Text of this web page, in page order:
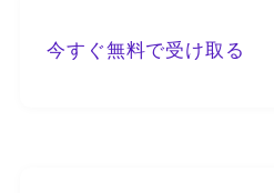
今すぐ無料で受け取る